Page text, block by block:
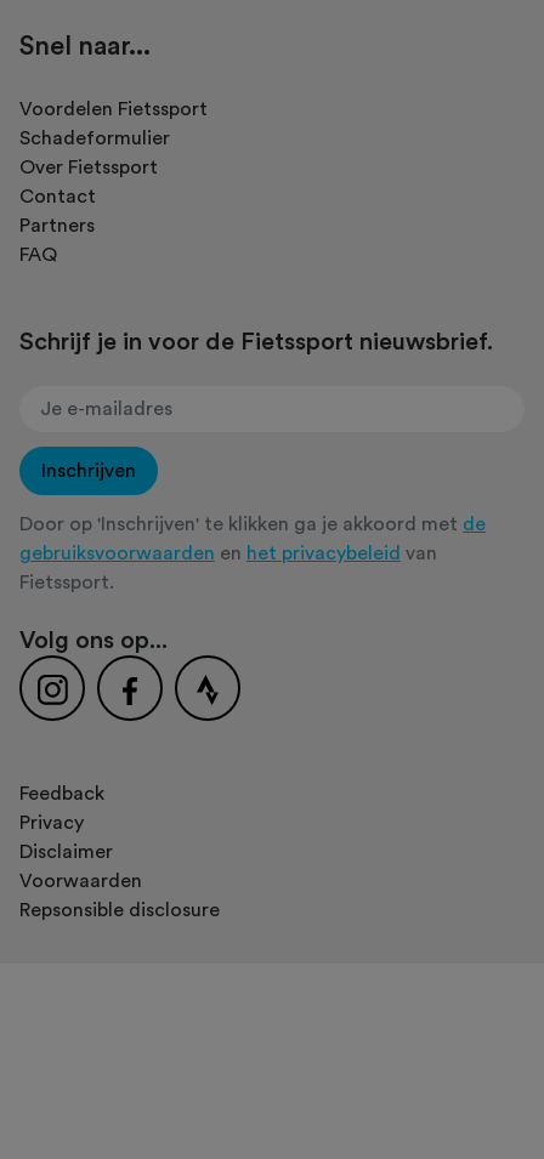
Snel naar...
Voordelen Fietssport
Schadeformulier
Over Fietssport
Contact
Partners
FAQ
Schrijf je in voor de Fietssport nieuwsbrief.
Inschrijven
Door op 'Inschrijven' te klikken ga je akkoord met de
gebruiksvoorwaarden en het privacybeleid van
Fietssport.
Volg ons op...
Feedback
Privacy
Disclaimer
Voorwaarden
Repsonsible disclosure